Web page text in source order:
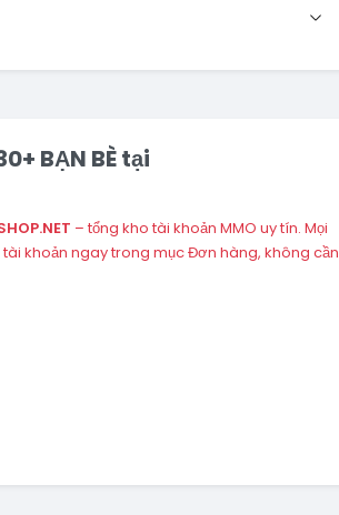
BẠN BÈ tại
– tổng kho tài khoản MMO uy tín. Mọi
khoản ngay trong mục Đơn hàng, không cần